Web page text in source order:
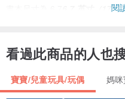
17
2.倉鼠和鍋。學會解開拉鍊。數
3. 氣球小鴨（不同坐騎）
4. 帶著禮物的小狗
閱
看過此商品的人也
寶寶/兒童玩具/玩偶 媽